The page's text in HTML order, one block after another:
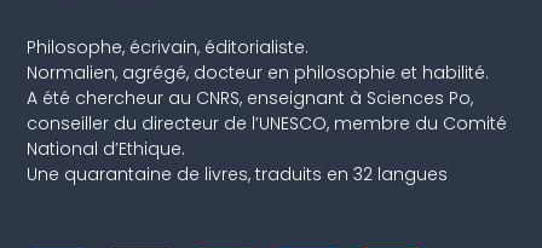
Philosophe, écrivain, éditorialiste.
Normalien, agrégé, docteur en philosophie et habilité.
A été chercheur au CNRS, enseignant à Sciences Po,
conseiller du directeur de l’UNESCO, membre du Comité
National d’Ethique.
Une quarantaine de livres, traduits en 32 langues